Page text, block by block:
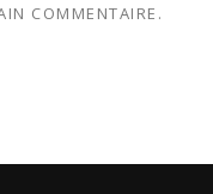
COMMENTAIRE.